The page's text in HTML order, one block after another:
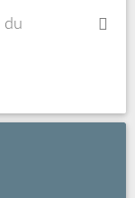
du